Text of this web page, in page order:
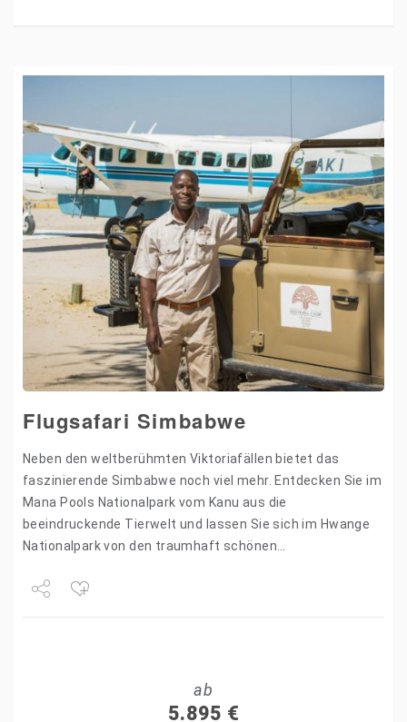
Flugsafari Simbabwe
Neben den weltberühmten Viktoriafällen bietet das
faszinierende Simbabwe noch viel mehr. Entdecken Sie im
Mana Pools Nationalpark vom Kanu aus die
beeindruckende Tierwelt und lassen Sie sich im Hwange
Nationalpark von den traumhaft schönen
Schätze Simbabwes…
ab
5.895 €